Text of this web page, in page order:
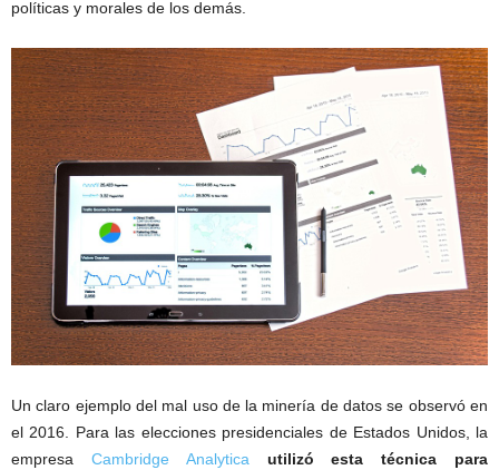
políticas y morales de los demás.
Un claro ejemplo del mal uso de la minería de datos se observó en
el 2016. Para las elecciones presidenciales de Estados Unidos, la
empresa Cambridge Analytica
utilizó esta técnica para